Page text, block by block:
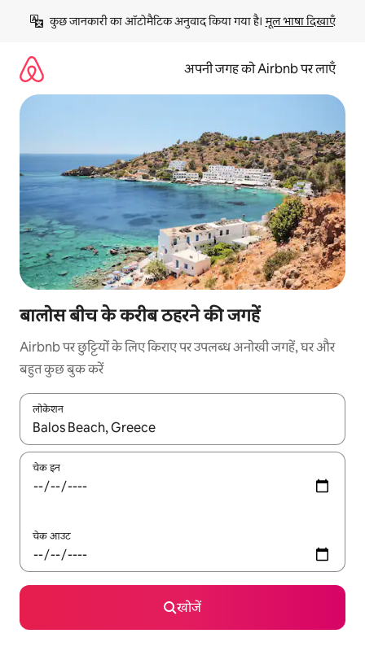
छोड़कर
कॉन्टेंट
कुछ जानकारी का ऑटोमैटिक अनुवाद किया गया है। मूल भाषा दिखाएँ
अपनी जगह को Airbnb पर लाएँ
बालोस बीच के करीब ठहरने की जगहें
Airbnb पर छुट्टियों के लिए किराए पर उपलब्ध अनोखी जगहें, घर और
बहुत कुछ बुक करें
लोकेशन
नतीजों के उपलब्ध होने पर, अप और डाउन 'ऐरो की' का इस्तेमाल करके नेविगेट
चेक इन
चेक आउट
खोजें